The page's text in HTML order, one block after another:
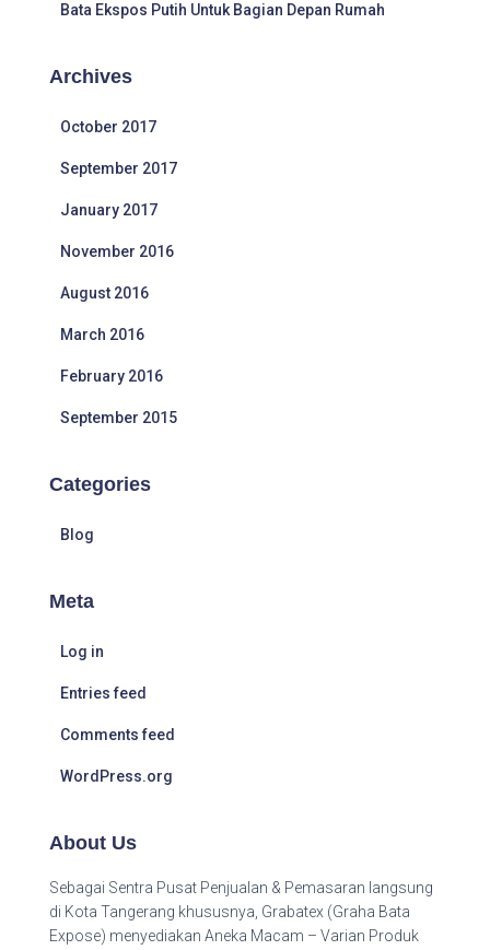
Bata Ekspos Putih Untuk Bagian Depan Rumah
Archives
October 2017
September 2017
January 2017
November 2016
August 2016
March 2016
February 2016
September 2015
Categories
Blog
Meta
Log in
Entries feed
Comments feed
WordPress.org
About Us
Sebagai Sentra Pusat Penjualan & Pemasaran langsung
di Kota Tangerang khususnya, Grabatex (Graha Bata
Expose) menyediakan Aneka Macam – Varian Produk